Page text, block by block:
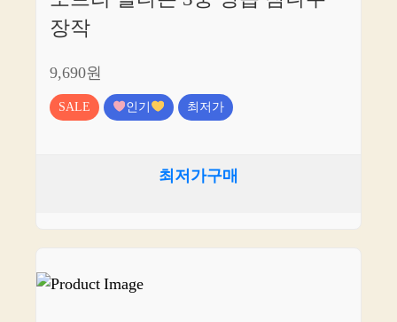
장작
9,690원
SALE 인기 최저가
최저가구매